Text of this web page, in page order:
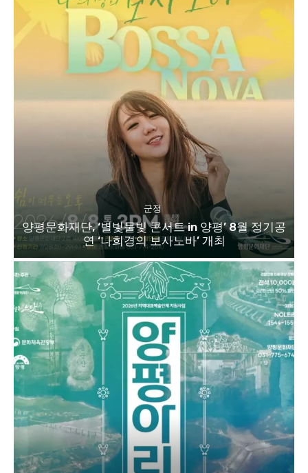
군정
양평문화재단, ‘별빛물빛 콘서트 in 양평’ 8월 정기공
연 ‘나희경의 보사노바’ 개최